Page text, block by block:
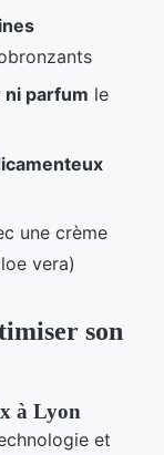
ni parfum le
une crème
vera)
son
à Lyon
et